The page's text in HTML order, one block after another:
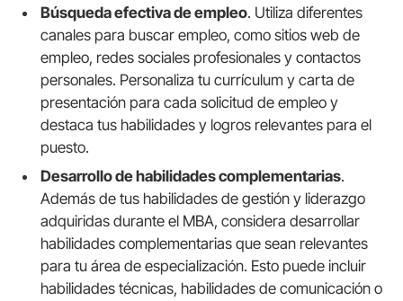
Búsqueda efectiva de empleo. Utiliza diferentes
canales para buscar empleo, como sitios web de
empleo, redes sociales profesionales y contactos
personales. Personaliza tu currículum y carta de
presentación para cada solicitud de empleo y
destaca tus habilidades y logros relevantes para el
puesto.
Desarrollo de habilidades complementarias.
Además de tus habilidades de gestión y liderazgo
adquiridas durante el MBA, considera desarrollar
habilidades complementarias que sean relevantes
para tu área de especialización. Esto puede incluir
habilidades técnicas, habilidades de comunicación o